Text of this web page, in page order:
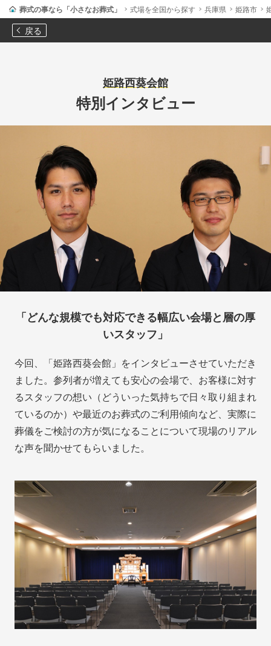
葬式の事なら「小さなお葬式」 式場を全国から探す 兵庫県 姫路市
戻る
姫路西葵会館
特別インタビュー
「どんな規模でも対応できる幅広い会場と層の厚
いスタッフ」
今回、「姫路西葵会館」をインタビューさせていただき
ました。参列者が増えても安心の会場で、お客様に対す
るスタッフの想い（どういった気持ちで日々取り組まれ
ているのか）や最近のお葬式のご利用傾向など、実際に
葬儀をご検討の方が気になることについて現場のリアル
な声を聞かせてもらいました。